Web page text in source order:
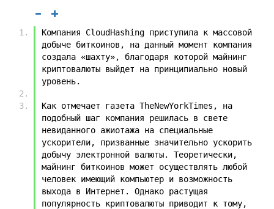
Компания CloudHashing приступила к массовой
добыче биткоинов, на данный момент компания
создала «шахту», благодаря которой майнинг
криптовалюты выйдет на принципиально новый
уровень.
Как отмечает газета TheNewYorkTimes, на
подобный шаг компания решилась в свете
невиданного ажиотажа на специальные
ускорители, призванные значительно ускорить
добычу электронной валюты. Теоретически,
майнинг биткоинов может осуществлять любой
человек имеющий компьютер и возможность
выхода в Интернет. Однако растущая
популярность криптовалюты приводит к тому,